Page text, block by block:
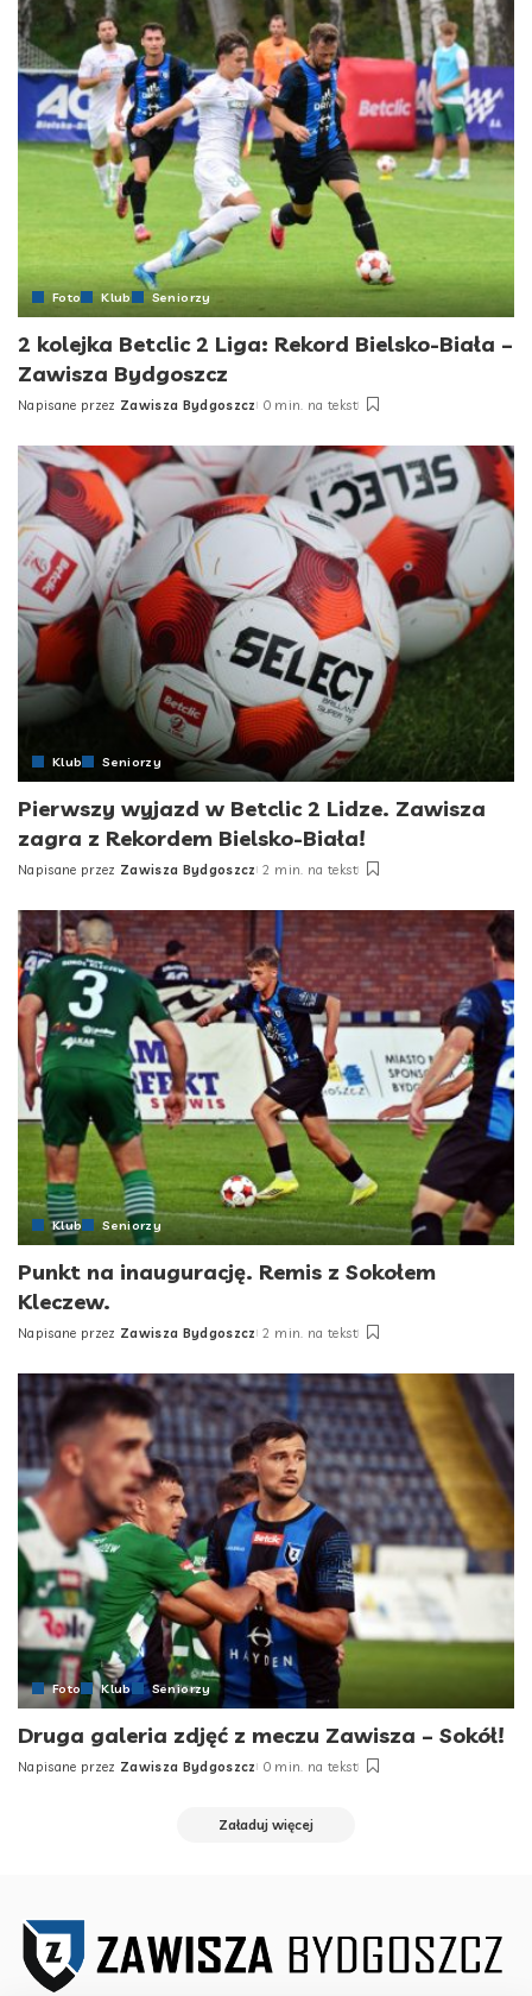
Foto Klub Seniorzy
2 kolejka Betclic 2 Liga: Rekord Bielsko-Biała –
Zawisza Bydgoszcz
Posted
Napisane przez Zawisza Bydgoszcz 0 min. na tekst
Klub Seniorzy
Pierwszy wyjazd w Betclic 2 Lidze. Zawisza
zagra z Rekordem Bielsko-Biała!
Posted
Napisane przez Zawisza Bydgoszcz 2 min. na tekst
Klub Seniorzy
Punkt na inaugurację. Remis z Sokołem
Kleczew.
Posted
Napisane przez Zawisza Bydgoszcz 2 min. na tekst
Foto Klub Seniorzy
Druga galeria zdjęć z meczu Zawisza – Sokół!
Posted
Napisane przez Zawisza Bydgoszcz 0 min. na tekst
Załaduj więcej